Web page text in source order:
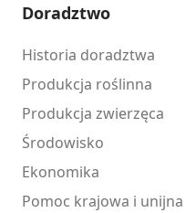
Doradztwo
Historia doradztwa
Produkcja roślinna
Produkcja zwierzęca
Środowisko
Ekonomika
Pomoc krajowa i unijna